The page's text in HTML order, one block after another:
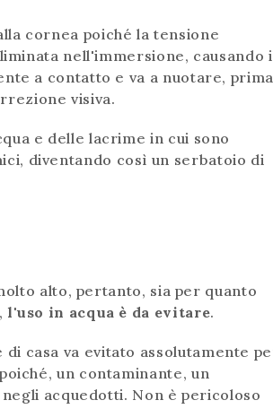
cornea poiché la tensione
nell'immersione, causando
a contatto e va a nuotare, prima
visiva.
e delle lacrime in cui sono
diventando così un serbatoio di
alto, pertanto, sia per quanto
l'uso in acqua è da evitare.
casa va evitato assolutamente
un contaminante, un
acquedotti. Non è pericoloso